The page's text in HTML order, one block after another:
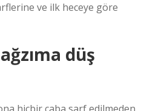
ve ilk heceye göre
düş